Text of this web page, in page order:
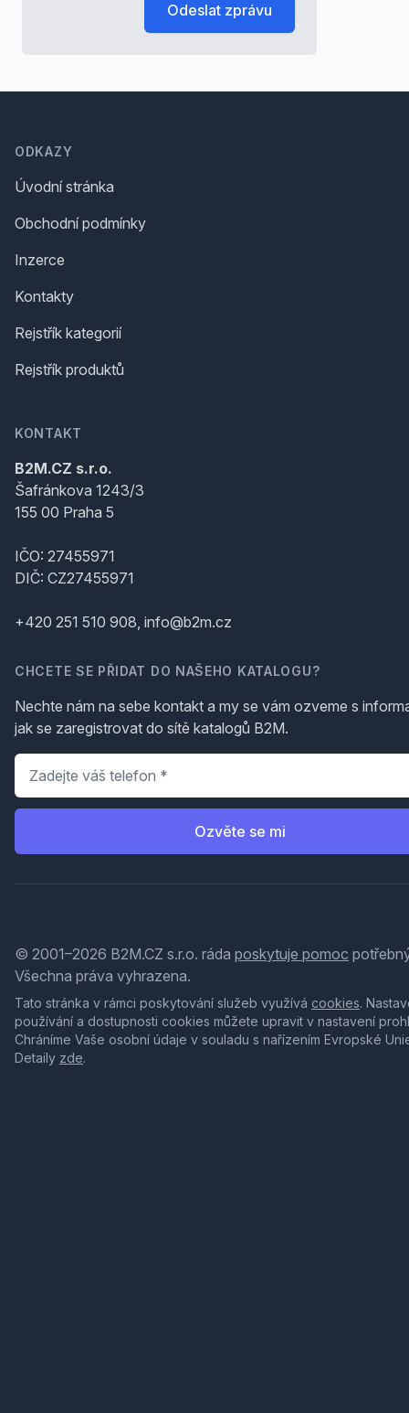
Odeslat zprávu
ODKAZY
Úvodní stránka
Obchodní podmínky
Inzerce
Kontakty
Rejstřík kategorií
Rejstřík produktů
KONTAKT
B2M.CZ s.r.o.
Šafránkova 1243/3
155 00 Praha 5
IČO: 27455971
DIČ: CZ27455971
+420 251 510 908, info@b2m.cz
CHCETE SE PŘIDAT DO NAŠEHO KATALOGU?
Nechte nám na sebe kontakt a my se vám ozveme s
jak se zaregistrovat do sítě katalogů B2M.
Telefon
Ozvěte se mi
© 2001–2026 B2M.CZ s.r.o. ráda poskytuje pomoc
Všechna práva vyhrazena.
Tato stránka v rámci poskytování služeb využívá cookies.
používání a dostupnosti cookies můžete upravit v nastavení
Chráníme Vaše osobní údaje v souladu s nařízením Evropské
Detaily zde.